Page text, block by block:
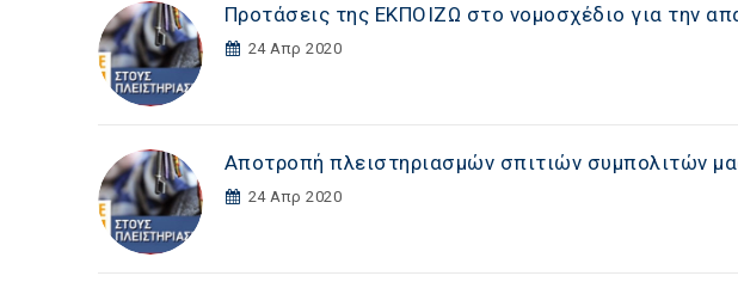
Προτάσεις της ΕΚΠΟΙΖΩ στο νομοσχέδιο για την
24 Απρ 2020
Αποτροπή πλειστηριασμών σπιτιών συμπολιτών
24 Απρ 2020